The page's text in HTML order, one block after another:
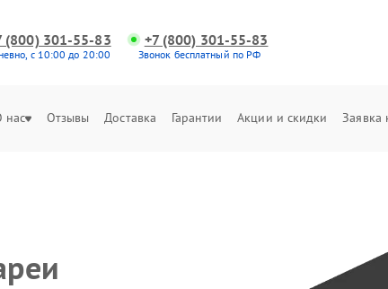
(800) 301-55-83
с 10:00 до 20:00
+7 (800) 301-55-83
Звонок бесплатный по РФ
нас Отзывы Доставка Гарантии Акции и скидки Заявка